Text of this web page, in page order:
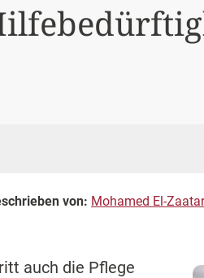
von: Mohamed El-
auch die Pflege